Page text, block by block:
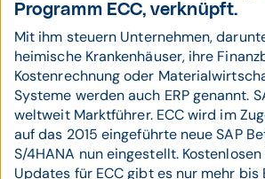
Programm ECC, verknüpft.
Mit ihm steuern Unternehmen,
heimische Krankenhäuser, ihre
Kostenrechnung oder
Systeme werden auch ERP genannt.
weltweit Marktführer. ECC wird im
auf das 2015 eingeführte neue SAP
S/4HANA nun eingestellt.
Updates für ECC gibt es nur mehr bis